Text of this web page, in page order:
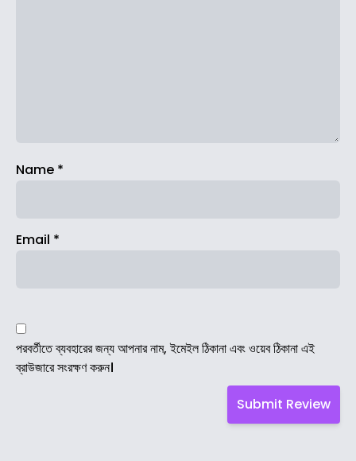
Name *
Email *
পরবর্তীতে ব্যবহারের জন্য আপনার নাম, ইমেইল ঠিকানা এবং ওয়েব ঠিকানা এই
ব্রাউজারে সংরক্ষণ করুন।